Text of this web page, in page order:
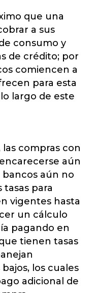
que una
a sus
consumo y
de crédito; por
comiencen a
para esta
largo de este
compras con
aún
bancos aún no
tasas para
vigentes hasta
un cálculo
pagando en
tienen tasas
los cuales
adicional de